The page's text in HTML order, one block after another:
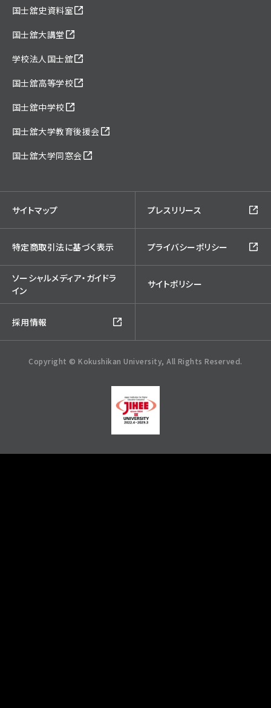
国士舘史資料室
国士舘大講堂
学校法人国士舘
国士舘高等学校
国士舘中学校
国士舘大学教育後援会
国士舘大学同窓会
サイトマップ プレスリリース
特定商取引法に基づく表示 プライバシーポリシー
ソーシャルメディア・ガイドラ
イン
サイトポリシー
採用情報
Copyright © Kokushikan University, All Rights Reserved.